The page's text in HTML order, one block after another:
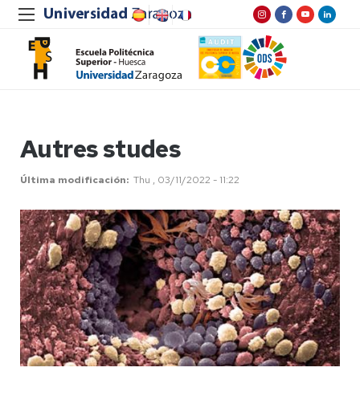
Autres studes
Última modificación Thu , 03/11/2022 - 11:22